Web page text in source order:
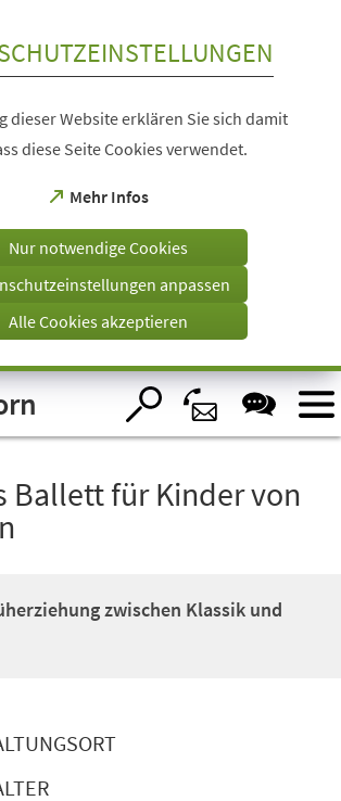
dieser Website erklären Sie sich damit
diese Seite Cookies verwendet.
Mehr Infos
(Öffnet
einem
Tab)
Nur notwendige Cookies
anpassen
Alle Cookies akzeptieren
Ballett für Kinder von
zwischen Klassik und